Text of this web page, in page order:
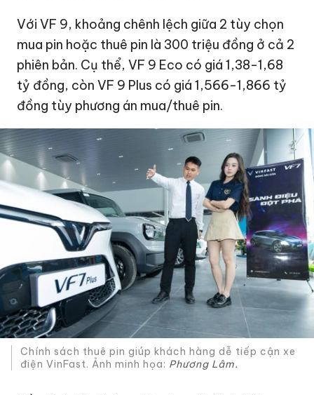
Với VF 9, khoảng chênh lệch giữa 2 tùy chọn
mua pin hoặc thuê pin là 300 triệu đồng ở cả 2
phiên bản. Cụ thể, VF 9 Eco có giá 1,38-1,68
tỷ đồng, còn VF 9 Plus có giá 1,566-1,866 tỷ
đồng tùy phương án mua/thuê pin.
Chính sách thuê pin giúp khách hàng dễ tiếp cận xe
điện VinFast. Ảnh minh họa: Phương Lâm.